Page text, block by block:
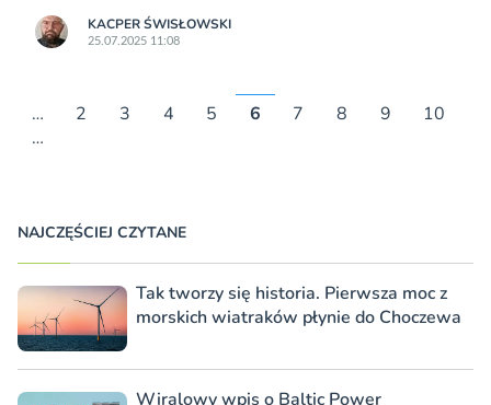
KACPER ŚWISŁO­WSKI
25.07.2025 11:08
… 2 3 4 5 6 7 8 9
10
…
NAJCZĘŚCIEJ CZYTANE
Tak tworzy się historia. Pierwsza moc z
morskich wiatraków płynie do Choczewa
Wiralowy wpis o Baltic Power